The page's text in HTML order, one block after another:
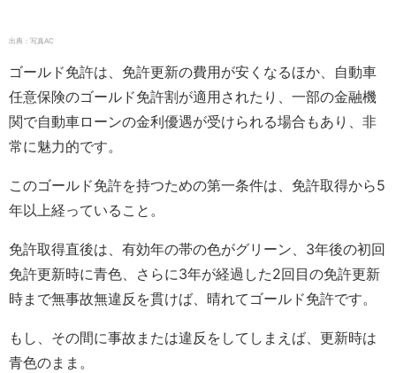
出典：写真AC
ゴールド免許は、免許更新の費用が安くなるほか、自動車
任意保険のゴールド免許割が適用されたり、一部の金融機
関で自動車ローンの金利優遇が受けられる場合もあり、非
常に魅力的です。
このゴールド免許を持つための第一条件は、免許取得から5
年以上経っていること。
免許取得直後は、有効年の帯の色がグリーン、3年後の初回
免許更新時に青色、さらに3年が経過した2回目の免許更新
時まで無事故無違反を貫けば、晴れてゴールド免許です。
もし、その間に事故または違反をしてしまえば、更新時は
青色のまま。